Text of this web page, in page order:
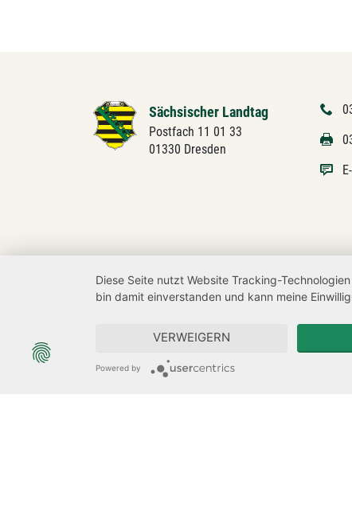
Sächsischer Landtag
Postfach 11 01 33
01330 Dresden
Diese Seite nutzt Website Tracking-
bin damit einverstanden und kann meine
VERWEIGERN
Powered by